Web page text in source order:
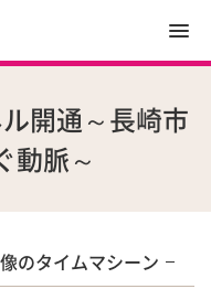
開通～長崎市
動脈～
のタイムマシーン